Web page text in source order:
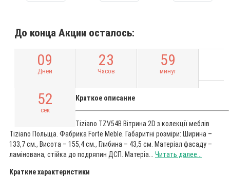
До конца Акции осталось:
09
Дней
23
Часов
59
минут
51
сек
Краткое описание
Tiziano TZV54B Вітрина 2D з колекції меблів
Tiziano Польща. Фабрика Forte Meble. Габаритні розміри: Ширина –
133,7 см., Висота – 155,4 см., Глибина – 43,5 см. Матеріал фасаду –
ламінована, стійка до подряпин ДСП. Матеріа... Читать далее...
Краткие характеристики